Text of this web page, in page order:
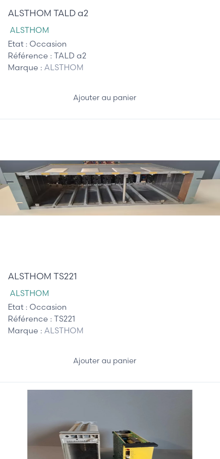
ALSTHOM TALD a2
ALSTHOM
Etat : Occasion
Référence : TALD a2
Marque : ALSTHOM
Ajouter au panier
ALSTHOM TS221
ALSTHOM
Etat : Occasion
Référence : TS221
Marque : ALSTHOM
Ajouter au panier